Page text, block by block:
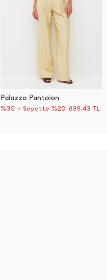
Palazzo Pantolon
%30 + Sepette %20 839,43 TL